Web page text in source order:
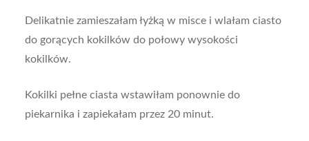
Delikatnie zamieszałam łyżką w misce i wlałam ciasto
do gorących kokilków do połowy wysokości
kokilków.
Kokilki pełne ciasta wstawiłam ponownie do
piekarnika i zapiekałam przez 20 minut.